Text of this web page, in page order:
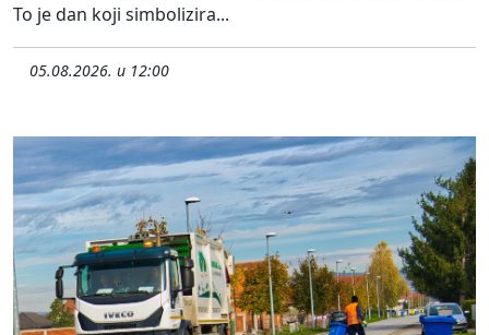
To je dan koji simbolizira...
05.08.2026. u 12:00